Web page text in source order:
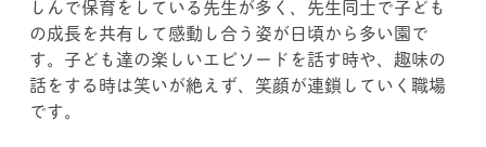
しんで保育をしている先生が多く、先生同士で子ども
の成長を共有して感動し合う姿が日頃から多い園で
す。子ども達の楽しいエピソードを話す時や、趣味の
話をする時は笑いが絶えず、笑顔が連鎖していく職場
です。